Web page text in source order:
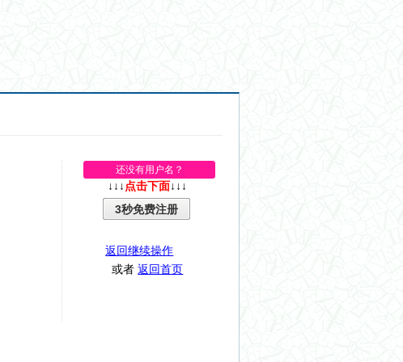
还没有用户名？
↓↓↓ 点击下面 ↓↓↓
3秒免费注册
返回继续操作
或者返回首页